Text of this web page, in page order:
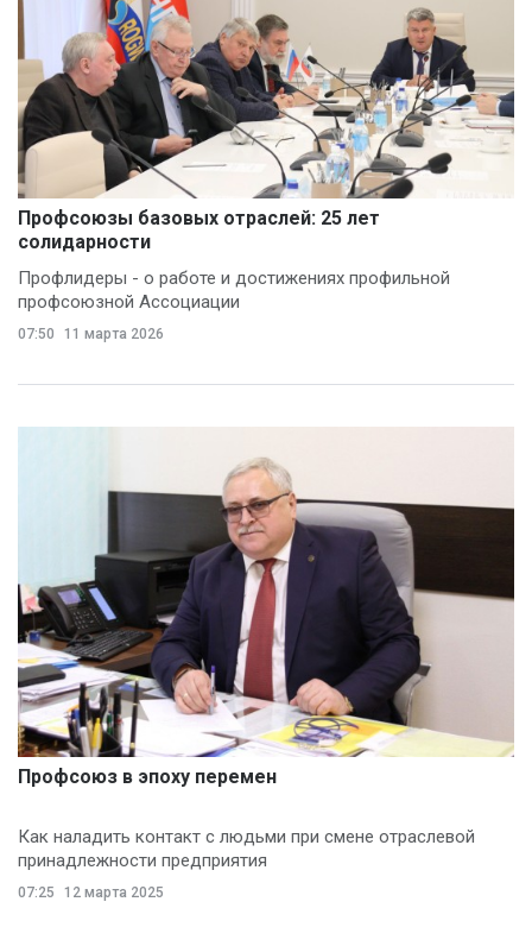
Профсоюзы базовых отраслей: 25 лет
солидарности
Профлидеры - о работе и достижениях профильной
профсоюзной Ассоциации
07:50 11 марта 2026
Профсоюз в эпоху перемен
Как наладить контакт с людьми при смене отраслевой
принадлежности предприятия
07:25 12 марта 2025